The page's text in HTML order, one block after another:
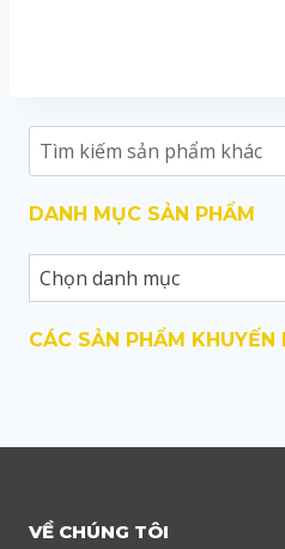
DANH MỤC SẢN PHẨM
CÁC SẢN PHẨM KHUYẾN
VỀ CHÚNG TÔI